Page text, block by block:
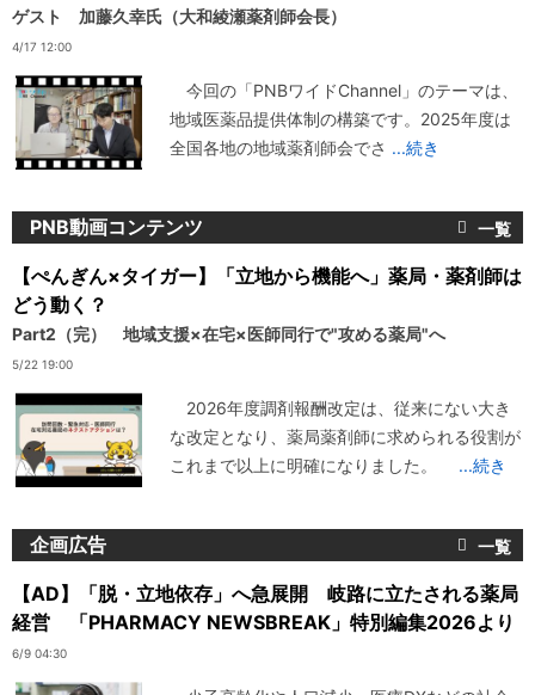
ゲスト 加藤久幸氏（大和綾瀬薬剤師会長）
4/17 12:00
今回の「PNBワイドChannel」のテーマは、
地域医薬品提供体制の構築です。2025年度は
全国各地の地域薬剤師会でさ ...続き
PNB動画コンテンツ
【ぺんぎん×タイガー】「立地から機能へ」薬局・薬剤師は
どう動く？
Part2（完） 地域支援×在宅×医師同行で"攻める薬局"へ
5/22 19:00
2026年度調剤報酬改定は、従来にない大き
な改定となり、薬局薬剤師に求められる役割が
これまで以上に明確になりました。
...続き
企画広告
【AD】「脱・立地依存」へ急展開 岐路に立たされる薬局
経営 「PHARMACY NEWSBREAK」特別編集2026より
6/9 04:30